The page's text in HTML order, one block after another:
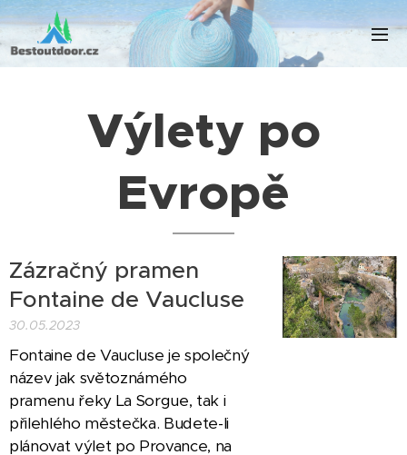
Výlety po
Evropě
Zázračný pramen
Fontaine de Vaucluse
30.05.2023
Fontaine de Vaucluse je společný
název jak světoznámého
pramenu řeky La Sorgue, tak i
přilehlého městečka. Budete-li
plánovat výlet po Provance, na